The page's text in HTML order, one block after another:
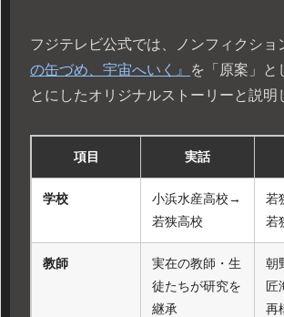
フジテレビ公式では、ノンフィクショ
の缶づめ、宇宙へいく』
を「原案」と
とにしたオリジナルストーリーと説明
項目 実話
学校
小浜水産高校→
若狭高校
若
若
教師
実在の教師・生
徒たちが研究を
継承
朝
匠
再